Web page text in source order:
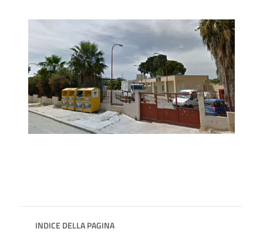
INDICE DELLA PAGINA